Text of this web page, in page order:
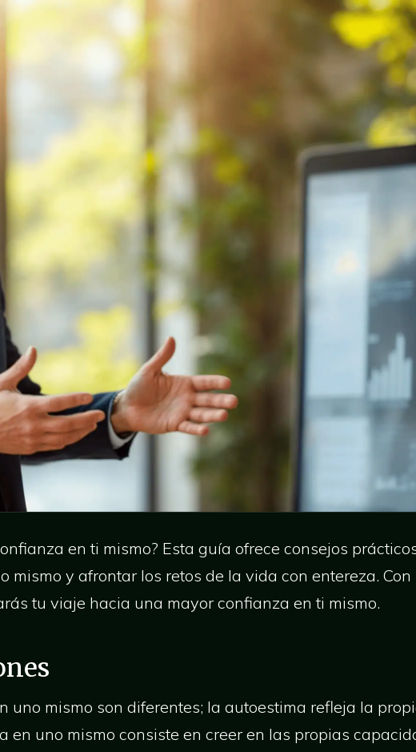
en ti mismo? Esta guía ofrece consejos
y afrontar los retos de la vida con entereza. Con
tu viaje hacia una mayor confianza en ti mismo.
uno mismo son diferentes; la autoestima refleja la
en uno mismo consiste en creer en las propias